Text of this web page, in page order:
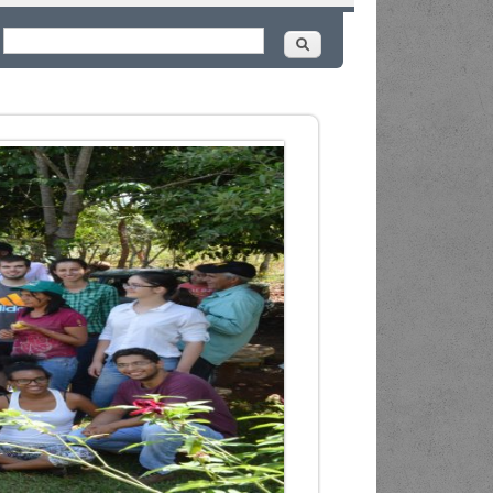
de busca
Buscar